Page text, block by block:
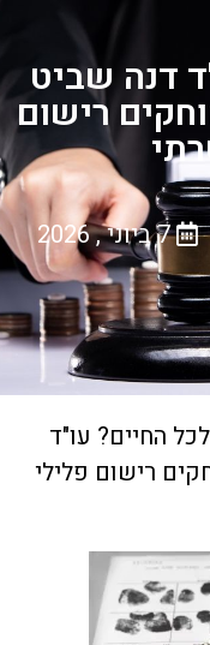
דנה שביט
רישום
7 ביוני , 2026
החיים? עו"ד
רישום פלילי